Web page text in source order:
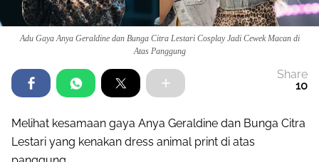
Adu Gaya Anya Geraldine dan Bunga Citra Lestari Cosplay Jadi Cewek Macan di
Atas Panggung
Share
10
Melihat kesamaan gaya Anya Geraldine dan Bunga Citra
Lestari yang kenakan dress animal print di atas